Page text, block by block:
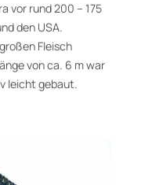
vor rund 200 – 175
den USA.
Fleisch
von ca. 6 m war
leicht gebaut.